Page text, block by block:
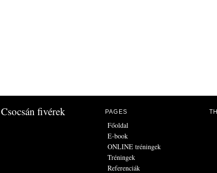
Csocsán fivérek PAGES
Főoldal
E-book
ONLINE tréningek
Tréningek
Referenciák